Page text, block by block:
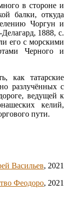
в стороне и
балки, откуда
Чоргун и
Делагард, 1888, с.
его с морскими
Черного и
как татарские
разлучённых с
ведущей к
келий,
пути.
Васильев, 2021
Феодоро, 2021